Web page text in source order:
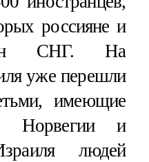
россияне и
СНГ. На
уже перешли
имеющие
Норвегии и
людей